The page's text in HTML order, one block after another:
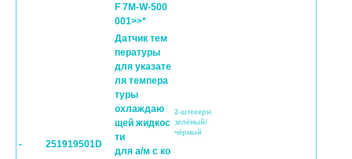
F 7M-W-500
001>>*
- 251919501D
Датчик тем
пературы
для указате
ля темпера
туры
охлаждаю
щей жидкос
ти
для а/м с ко
2-штекерн.
зелёный/
чёрный